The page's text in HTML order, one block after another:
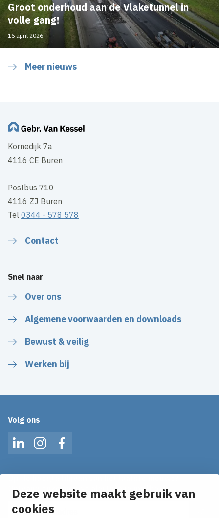
Deze website maakt gebruik van
cookies
Groot onderhoud aan de Vlaketunnel in
volle gang!
16 april 2026
Meer nieuws
Kornedijk 7a
4116 CE Buren
Postbus 710
4116 ZJ Buren
Tel0344 - 578 578
Contact
Snel naar
Over ons
Algemene voorwaarden en downloads
Bewust & veilig
Werken bij
Volg ons
LinkedInInstagramFacebook
Ontvang onze nieuws alerts in je mailbox!
E-mailadres